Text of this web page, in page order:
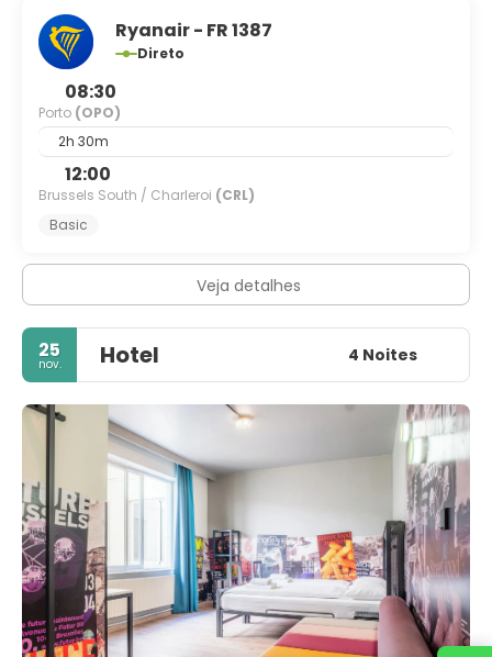
Ryanair - FR 1387
Direto
08:30
Porto (OPO)
2h 30m
12:00
Brussels South / Charleroi (CRL)
Basic
Veja detalhes
25
nov. Hotel 4 Noites